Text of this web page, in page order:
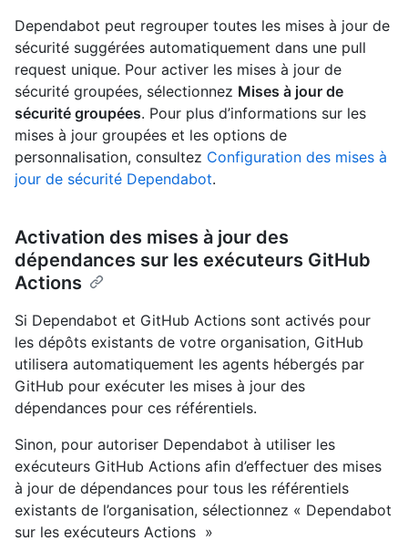
Dependabot peut regrouper toutes les mises à jour de
sécurité suggérées automatiquement dans une pull
request unique. Pour activer les mises à jour de
sécurité groupées, sélectionnez Mises à jour de
sécurité groupées. Pour plus d’informations sur les
mises à jour groupées et les options de
personnalisation, consultez Configuration des mises à
jour de sécurité Dependabot.
Activation des mises à jour des
dépendances sur les exécuteurs GitHub
Actions
Si Dependabot et GitHub Actions sont activés pour
les dépôts existants de votre organisation, GitHub
utilisera automatiquement les agents hébergés par
GitHub pour exécuter les mises à jour des
dépendances pour ces référentiels.
Sinon, pour autoriser Dependabot à utiliser les
exécuteurs GitHub Actions afin d’effectuer des mises
à jour de dépendances pour tous les référentiels
existants de l’organisation, sélectionnez « Dependabot
sur les exécuteurs Actions »